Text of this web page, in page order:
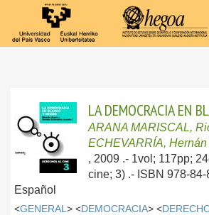
LA DEMOCRACIA EN
ARANA MARISCAL,
ECHEVARRÍA, Hernán
, 2009 .- 1vol; 117pp;
cine; 3) .- ISBN 978-
Español
<GENERAL > <DEMOCRACIA> <